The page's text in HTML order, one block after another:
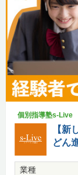
個別指導塾s-Live
【新
どん
業種